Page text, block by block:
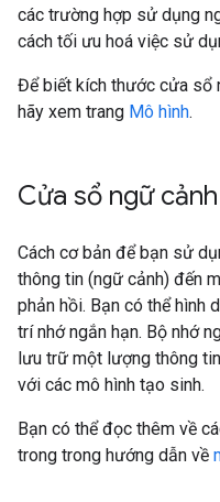
các trường hợp sử dụng
cách tối ưu hoá việc sử
Để biết kích thước cửa sổ
hãy xem trang Mô hình.
Cửa sổ ngữ
Cách cơ bản để bạn sử
thông tin (ngữ cảnh) đến
phản hồi. Bạn có thể hình
trí nhớ ngắn hạn. Bộ nhớ
lưu trữ một lượng thông
với các mô hình tạo sinh.
Bạn có thể đọc thêm về
trong trong hướng dẫn về